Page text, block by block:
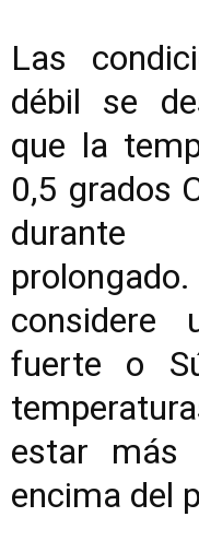
Las
débil se
que la
0,5 grados
fuerte o
estar más
encima del